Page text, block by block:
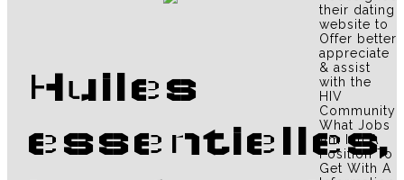
Huiles
essentielles,
their dating
website to
Offer better
appreciate
& assist
with the
HIV
Community
What Jobs
Am I In A
Position To
Get With A